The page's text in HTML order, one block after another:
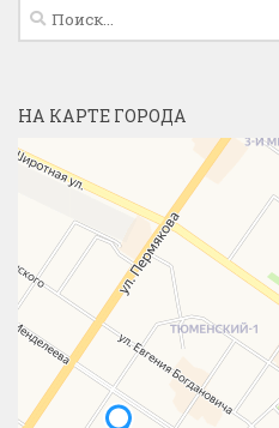
Найти:
НА КАРТЕ ГОРОДА